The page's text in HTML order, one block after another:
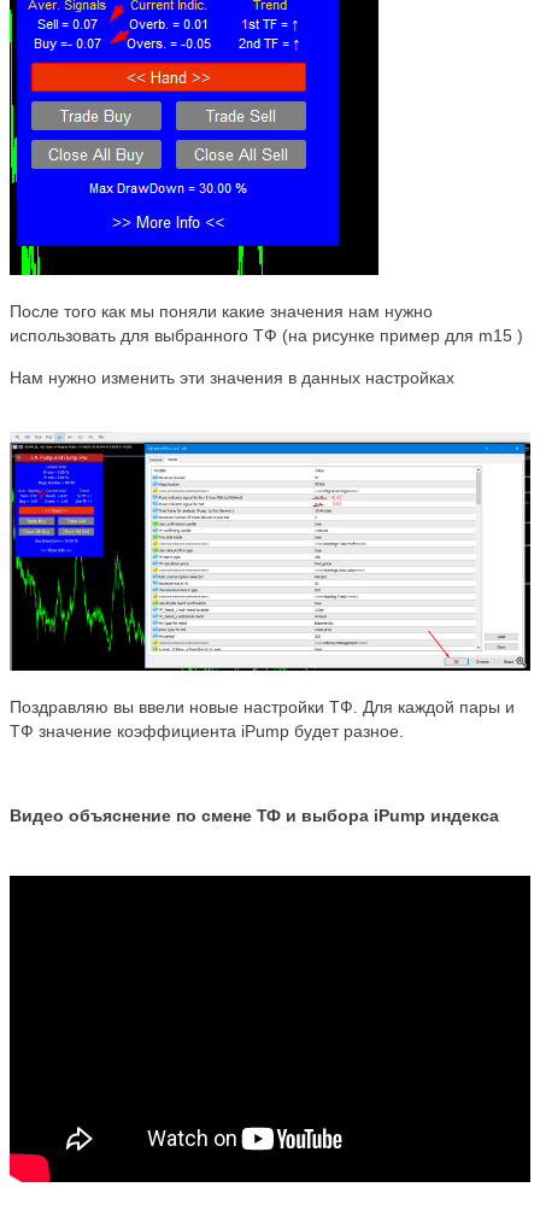
После того как мы поняли какие значения нам нужно
использовать для выбранного ТФ (на рисунке пример для m15 )
Нам нужно изменить эти значения в данных настройках
Поздравляю вы ввели новые настройки ТФ. Для каждой пары и
ТФ значение коэффициента iPump будет разное.
Видео объяснение по смене ТФ и выбора iPump индекса